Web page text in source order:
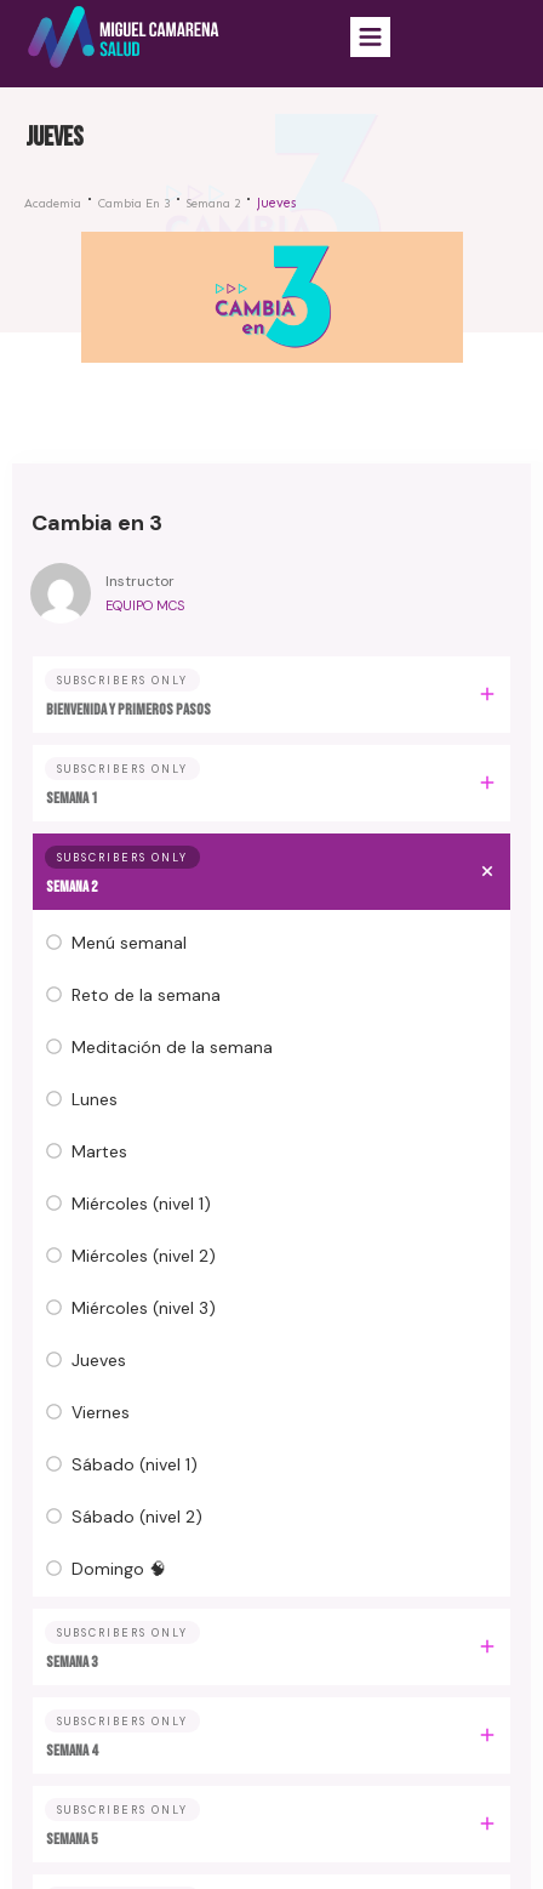
Jueves
Academia Cambia En 3 Semana 2 Jueves
Cambia en 3
Instructor
EQUIPO MCS
SUBSCRIBERS ONLY
Bienvenida y primeros pasos
SUBSCRIBERS ONLY
Semana 1
SUBSCRIBERS ONLY
Semana 2
Menú semanal
Reto de la semana
Meditación de la semana
Lunes
Martes
Miércoles (nivel 1)
Miércoles (nivel 2)
Miércoles (nivel 3)
Jueves
Viernes
Sábado (nivel 1)
Sábado (nivel 2)
Domingo 🧠
SUBSCRIBERS ONLY
Semana 3
SUBSCRIBERS ONLY
Semana 4
SUBSCRIBERS ONLY
Semana 5